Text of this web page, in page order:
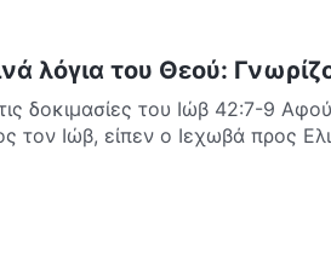
λόγια του Θεού:
δοκιμασίες του Ιώβ 42:7-9
τον Ιώβ, είπεν ο Ιεχωβά προς